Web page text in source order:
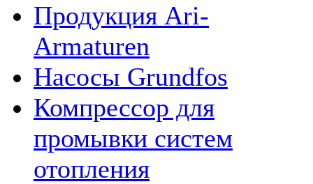
Продукция Ari-
Armaturen
Насосы Grundfos
Компрессор для
промывки систем
отопления